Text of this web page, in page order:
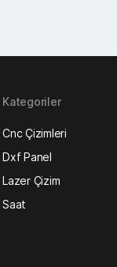
Kategoriler
Cnc Çizimleri
Dxf Panel
Lazer Çizim
Saat